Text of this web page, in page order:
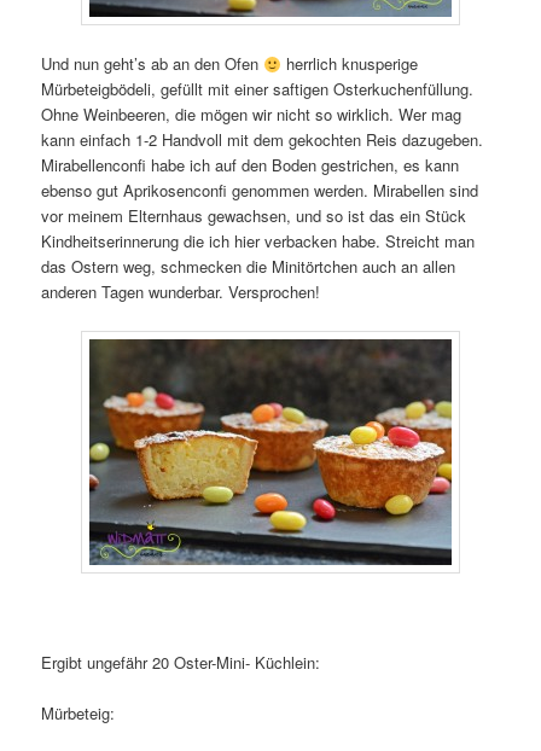
Und nun geht’s ab an den Ofen
herrlich knusperige
Mürbeteigbödeli, gefüllt mit einer saftigen Osterkuchenfüllung.
Ohne Weinbeeren, die mögen wir nicht so wirklich. Wer mag
kann einfach 1-2 Handvoll mit dem gekochten Reis dazugeben.
Mirabellenconfi habe ich auf den Boden gestrichen, es kann
ebenso gut Aprikosenconfi genommen werden. Mirabellen sind
vor meinem Elternhaus gewachsen, und so ist das ein Stück
Kindheitserinnerung die ich hier verbacken habe. Streicht man
das Ostern weg, schmecken die Minitörtchen auch an allen
anderen Tagen wunderbar. Versprochen!
Ergibt ungefähr 20 Oster-Mini- Küchlein:
Mürbeteig: